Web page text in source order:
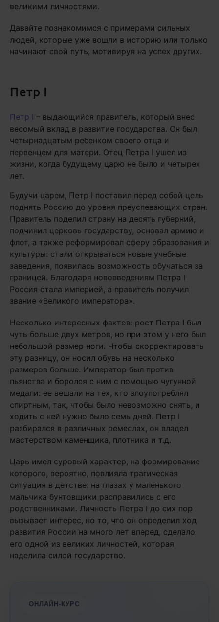
великими личностями.
Давайте познакомимся с примерами сильных
людей, которые уже вошли в историю или только
начинают свой путь, мотивируя на успех других.
Петр I
Петр I – выдающийся правитель, который внес
весомый вклад в развитие государства. Он был
четырнадцатым ребенком своего отца и
первенцем для матери. Отец Петра I ушел из
жизни, когда будущему царю не было и четырех
лет.
Будучи царем, Петр I поставил перед собой цель
поднять Россию до уровня преуспевающих стран.
Правитель поделил страну на десять губерний,
подчинил церковь государству, основал армию и
флот, а также реформировал сферу образования и
культуры: стали открываться новые учебные
заведения, появилась возможность обучаться за
границей. Благодаря нововведениям Петра I
Россия стала империей, а правитель получил
звание «Великого императора».
Несколько интересных фактов: рост Петра I был
чуть больше двух метров, но при этом у него был
небольшой размер ноги. Чтобы скорректировать
эту разницу, он носил обувь на несколько
размеров больше. Император был против
пьянства и боролся с ним с помощью чугунной
медали: ее вешали на тех, кто злоупотреблял
спиртным, так, чтобы было невозможно снять, и
ходить с ней нужно было семь дней. Петр I
разбирался в различных ремеслах, он владел
мастерством каменщика, плотника и т.д.
Царь имел суровый характер, на формирование
которого, вероятно, повлияла трагическая
ситуация в детстве: на глазах у маленького
мальчика бунтовщики расправились с его
родственниками. Личность Петра I до сих пор
вызывает интерес, но то, что он определил ход
развития России на много лет вперед, сделало
его одной из великих личностей, которая
наделила силой государство.
ОНЛАЙН-КУРС